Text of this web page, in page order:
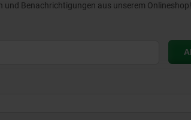
und Benachrichtigungen aus unserem Onlineshop!